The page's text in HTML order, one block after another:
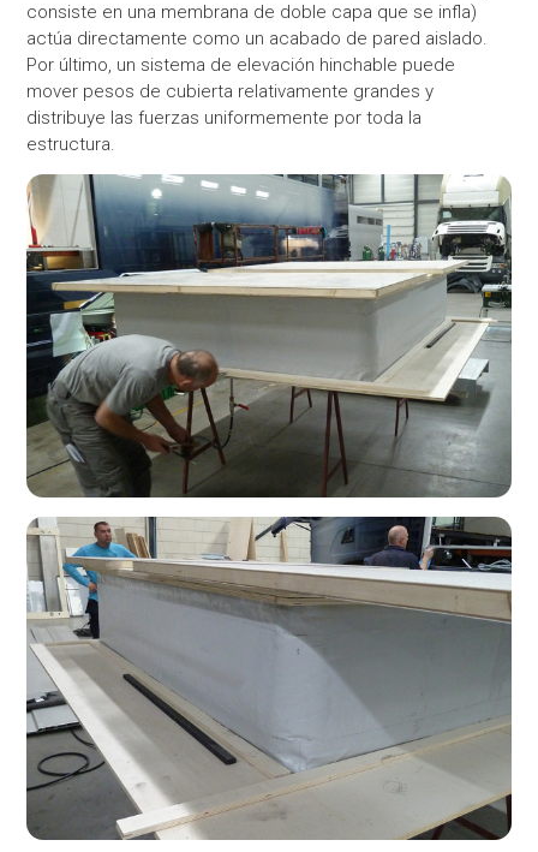
consiste en una membrana de doble capa que se infla)
actúa directamente como un acabado de pared aislado.
Por último, un sistema de elevación hinchable puede
mover pesos de cubierta relativamente grandes y
distribuye las fuerzas uniformemente por toda la
estructura.